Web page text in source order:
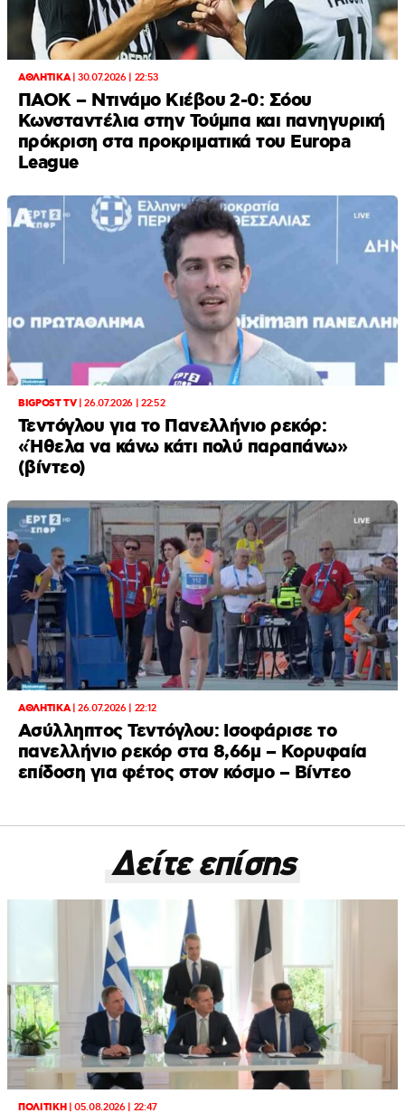
ΑΘΛΗΤΙΚΑ|30.07.2026 | 22:53
ΠΑΟΚ – Ντινάμο Κιέβου 2-0: Σόου
Κωνσταντέλια στην Τούμπα και πανηγυρική
πρόκριση στα προκριματικά του Europa
League
BIGPOST TV|26.07.2026 | 22:52
Τεντόγλου για το Πανελλήνιο ρεκόρ:
«Ήθελα να κάνω κάτι πολύ παραπάνω»
(βίντεο)
ΑΘΛΗΤΙΚΑ|26.07.2026 | 22:12
Ασύλληπτος Τεντόγλου: Ισοφάρισε το
πανελλήνιο ρεκόρ στα 8,66μ – Κορυφαία
επίδοση για φέτος στον κόσμο – Βίντεο
Δείτε επίσης
ΠΟΛΙΤΙΚΗ|05.08.2026 | 22:47